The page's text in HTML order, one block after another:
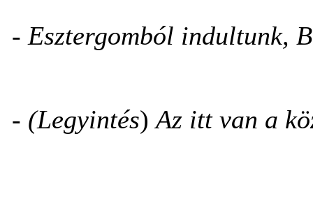
- Esztergomból indultunk,
- (Legyintés)Az itt van a